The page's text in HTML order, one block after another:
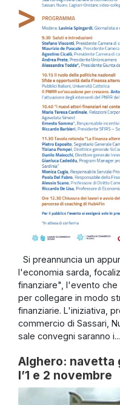
Si preannuncia un
l'economia sarda,
finanziare", l'evento
per collegare in modo
finanziarie. L'iniziativa,
commercio di Sassari,
sale convegni saranno i...
Alghero: navetta
l’1 e 2 novembre